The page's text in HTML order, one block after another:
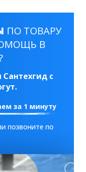
ПО ТОВАРУ
В
с
за 1 минуту
позвоните по